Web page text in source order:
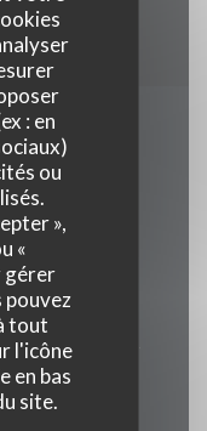
: en
ou
»,
«
gérer
pouvez
tout
l'icône
en bas
site.
22h30